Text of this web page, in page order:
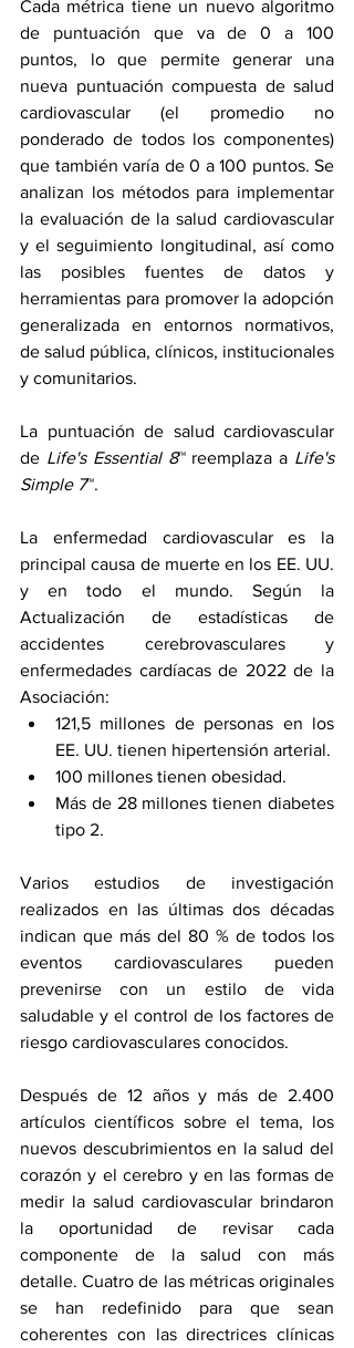
Cada métrica tiene un nuevo algoritmo
de puntuación que va de 0 a 100
puntos, lo que permite generar una
nueva puntuación compuesta de salud
cardiovascular (el promedio no
ponderado de todos los componentes)
que también varía de 0 a 100 puntos. Se
analizan los métodos para implementar
la evaluación de la salud cardiovascular
y el seguimiento longitudinal, así como
las posibles fuentes de datos y
herramientas para promover la adopción
generalizada en entornos normativos,
de salud pública, clínicos, institucionales
y comunitarios.
La puntuación de salud cardiovascular
de Life's Essential 8™ reemplaza a Life's
Simple 7™.
La enfermedad cardiovascular es la
principal causa de muerte en los EE. UU.
y en todo el mundo. Según la
Actualización de estadísticas de
accidentes cerebrovasculares y
enfermedades cardíacas de 2022 de la
Asociación:
121,5 millones de personas en los
EE. UU. tienen hipertensión arterial.
100 millones tienen obesidad.
Más de 28 millones tienen diabetes
tipo 2.
Varios estudios de investigación
realizados en las últimas dos décadas
indican que más del 80 % de todos los
eventos cardiovasculares pueden
prevenirse con un estilo de vida
saludable y el control de los factores de
riesgo cardiovasculares conocidos.
Después de 12 años y más de 2.400
artículos científicos sobre el tema, los
nuevos descubrimientos en la salud del
corazón y el cerebro y en las formas de
medir la salud cardiovascular brindaron
la oportunidad de revisar cada
componente de la salud con más
detalle. Cuatro de las métricas originales
se han redefinido para que sean
coherentes con las directrices clínicas